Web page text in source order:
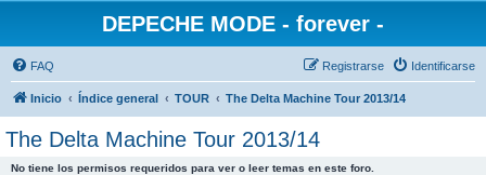
DEPECHE MODE - forever -
FAQ Identificarse
Registrarse
Inicio Índice general TOUR The Delta Machine Tour 2013/14
The Delta Machine Tour 2013/14
No tiene los permisos requeridos para ver o leer temas en este foro.